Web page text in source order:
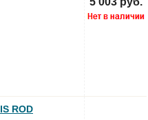
ROD